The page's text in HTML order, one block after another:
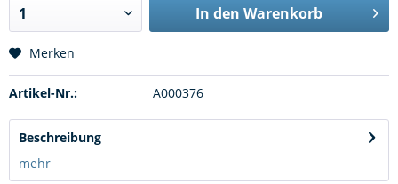
In den Warenkorb
Merken
Artikel-Nr.: A000376
Beschreibung
mehr